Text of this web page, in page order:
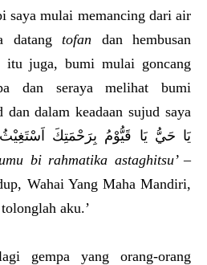
saya mulai memancing dari air
datang tofan dan hembusan
itu juga, bumi mulai goncang
dan seraya melihat bumi
dan dalam keadaan sujud saya
mulai membaca doa: يَا حَيُّ يَا قَيُّوْمُ بِرَحْمَتِكَ اَسْتَغِيْثُ
bi rahmatika astaghitsu’ –
Wahai Yang Maha Mandiri,
aku.’
gempa yang orang-orang